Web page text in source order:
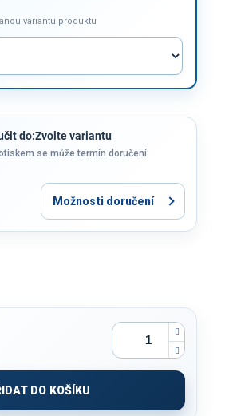
variantu produktu
do:Zvolte variantu
se může termín doručení
Možnosti doručení
DO KOŠÍKU